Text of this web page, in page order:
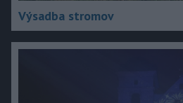
Výsadba stromov